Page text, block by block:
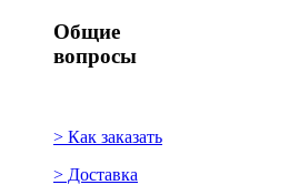
Общие
вопросы
> Как заказать
> Доставка